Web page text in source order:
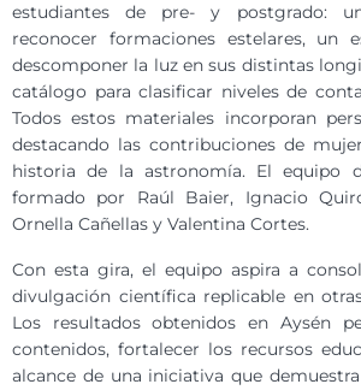
estudiantes de pre- y postgrado:
reconocer formaciones estelares, un
descomponer la luz en sus distintas
catálogo para clasificar niveles de
Todos estos materiales incorporan
destacando las contribuciones de
historia de la astronomía. El equipo
formado por Raúl Baier, Ignacio
Ornella Cañellas y Valentina Cortes.
Con esta gira, el equipo aspira a
divulgación científica replicable en
Los resultados obtenidos en Aysén
contenidos, fortalecer los recursos
alcance de una iniciativa que